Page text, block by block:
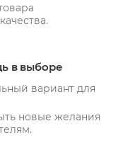
в выборе
вариант для
новые желания